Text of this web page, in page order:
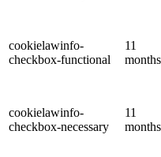
cookielawinfo-
checkbox-functional
11
months
cookielawinfo-
checkbox-necessary
11
months